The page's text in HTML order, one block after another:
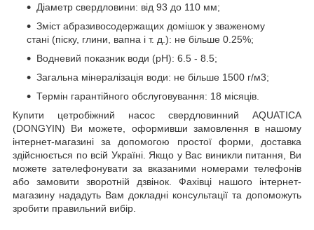
Діаметр свердловини: від 93 до 110 мм;
Зміст абразивосодержащих домішок у зваженому
стані (піску, глини, вапна і т. д.): не більше 0.25%;
Водневий показник води (рН): 6.5 - 8.5;
Загальна мінералізація води: не більше 1500 г/м3;
Термін гарантійного обслуговування: 18 місяців.
Купити цетробiжний насос свердловинний AQUATICA
(DONGYIN) Ви можете, оформивши замовлення в нашому
інтернет-магазині за допомогою простої форми, доставка
здійснюється по всій Україні. Якщо у Вас виникли питання, Ви
можете зателефонувати за вказаними номерами телефонів
або замовити зворотній дзвінок. Фахівці нашого інтернет-
магазину нададуть Вам докладні консультації та допоможуть
зробити правильний вибір.